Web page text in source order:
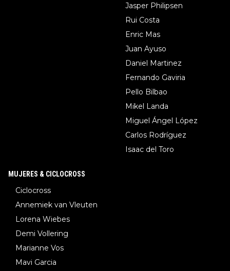
Jasper Philipsen
Rui Costa
Enric Mas
Juan Ayuso
Daniel Martinez
Fernando Gaviria
Pello Bilbao
Mikel Landa
Miguel Ángel López
Carlos Rodríguez
Isaac del Toro
MUJERES & CICLOCROSS
Ciclocross
Annemiek van Vleuten
Lorena Wiebes
Demi Vollering
Marianne Vos
Mavi Garcia